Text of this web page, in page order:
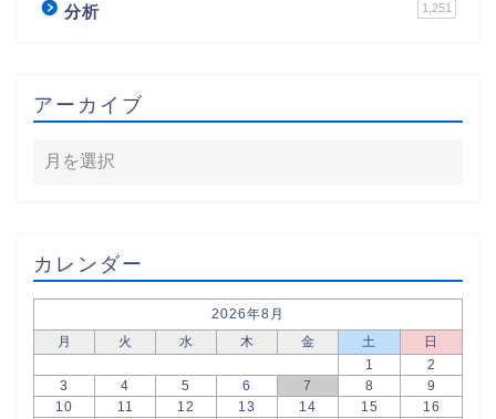
分析 1,251
アーカイブ
カレンダー
2026年8月
月
火 水 木 金 土
日
1
2
3
4 5 6 7 8
9
10
11 12 13 14 15
16